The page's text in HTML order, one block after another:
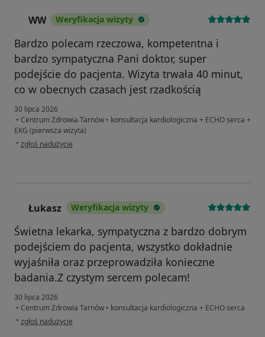
WW Weryfikacja wizyty
Bardzo polecam rzeczowa, kompetentna i
bardzo sympatyczna Pani doktor, super
podejście do pacjenta. Wizyta trwała 40 minut,
co w obecnych czasach jest rzadkością
30 lipca 2026
• Centrum Zdrowia Tarnów • konsultacja kardiologiczna + ECHO serca +
EKG (pierwsza wizyta)
• w opinii użytkownika WW
zgłoś nadużycie
Łukasz Weryfikacja wizyty
Świetna lekarka, sympatyczna z bardzo dobrym
podejściem do pacjenta, wszystko dokładnie
wyjaśniła oraz przeprowadziła konieczne
badania.Z czystym sercem polecam!
30 lipca 2026
• Centrum Zdrowia Tarnów • konsultacja kardiologiczna + ECHO serca
• w opinii użytkownika Łukasz
zgłoś nadużycie